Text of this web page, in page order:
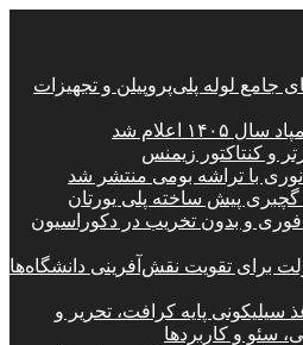
جامع لوله پلی‌پروپیلن و تجهیزات
اعلام شد
و کنتاکتور زیمنس
با تراشه بومی منتشر شد
گچبری پیش ساخته پلی یورتان
و بدون تخریب در دکوراسیون
برای تقویت نقش‌آفرینی دانشگاه‌ها
سیلیکونی پایه کرافت، تحریر و
سئو و کاربردها